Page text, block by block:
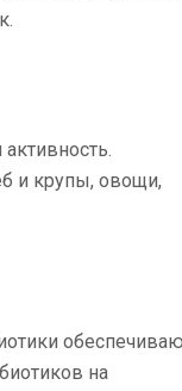
и крупы, овощи,
на